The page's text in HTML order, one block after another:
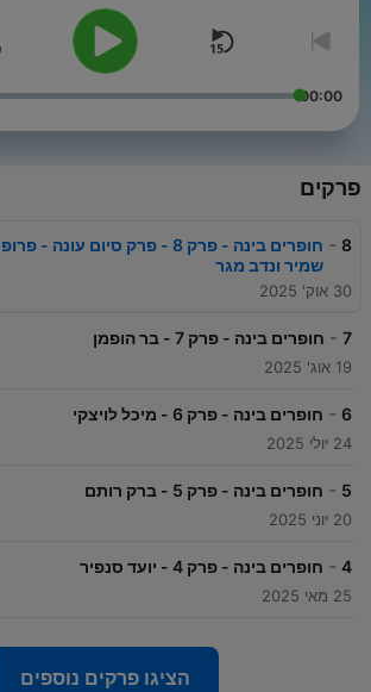
00:00
פרקים
8
-
חופרים בינה - פרק 8 - פרק סיום
שמיר ונדב מגר
30 אוק' 2025
7
- חופרים בינה - פרק 7 - בר הופמן
19 אוג' 2025
6
- חופרים בינה - פרק 6 - מיכל לויצקי
24 יולי 2025
5
- חופרים בינה - פרק 5 - ברק רותם
20 יוני 2025
4
- חופרים בינה - פרק 4 - יועד סנפיר
25 מאי 2025
הציגו פרקים נוספים